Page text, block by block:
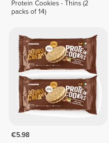
Protein Cookies - Thins (2
packs of 14)
€5.98